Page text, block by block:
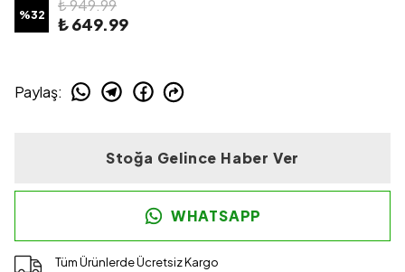
%32
₺ 949.99
₺ 649.99
Paylaş:
Stoğa Gelince Haber Ver
WHATSAPP
Tüm Ürünlerde Ücretsiz Kargo